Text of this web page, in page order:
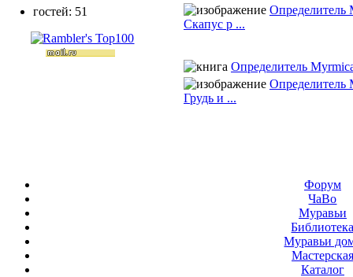
Определитель
Скапус р ...
Определитель
Определитель
Грудь и ...
гостей: 51
Форум
ЧаВо
Муравьи
Муравьи
Мастерская
Каталог